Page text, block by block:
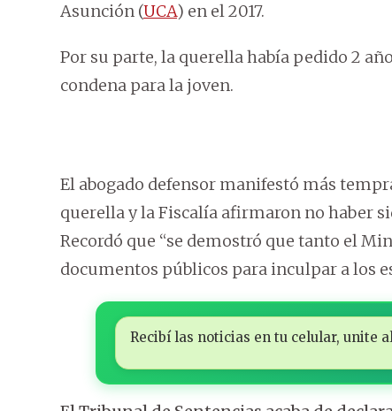
Asunción (UCA) en el 2017.
Por su parte, la querella había pedido 2
condena para la joven.
El abogado defensor manifestó más
querella y la Fiscalía afirmaron no haber
Recordó que “se demostró que tanto el
documentos públicos para inculpar a los
Recibí las noticias en tu celular, unite